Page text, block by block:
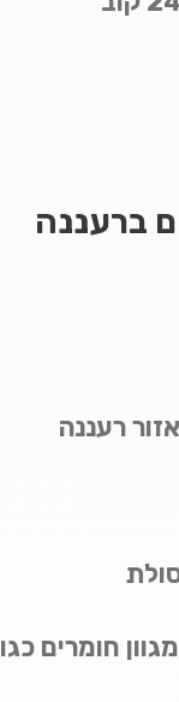
ברעננה
רעננה
חומרים